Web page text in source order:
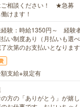
ご相談ください！ ★急募
けます！
経験：時給1350円～ 経験
い制度あり（月払いも選
次第のお支払いとなります
支給※規定有
の方の「ありがとう」が嬉